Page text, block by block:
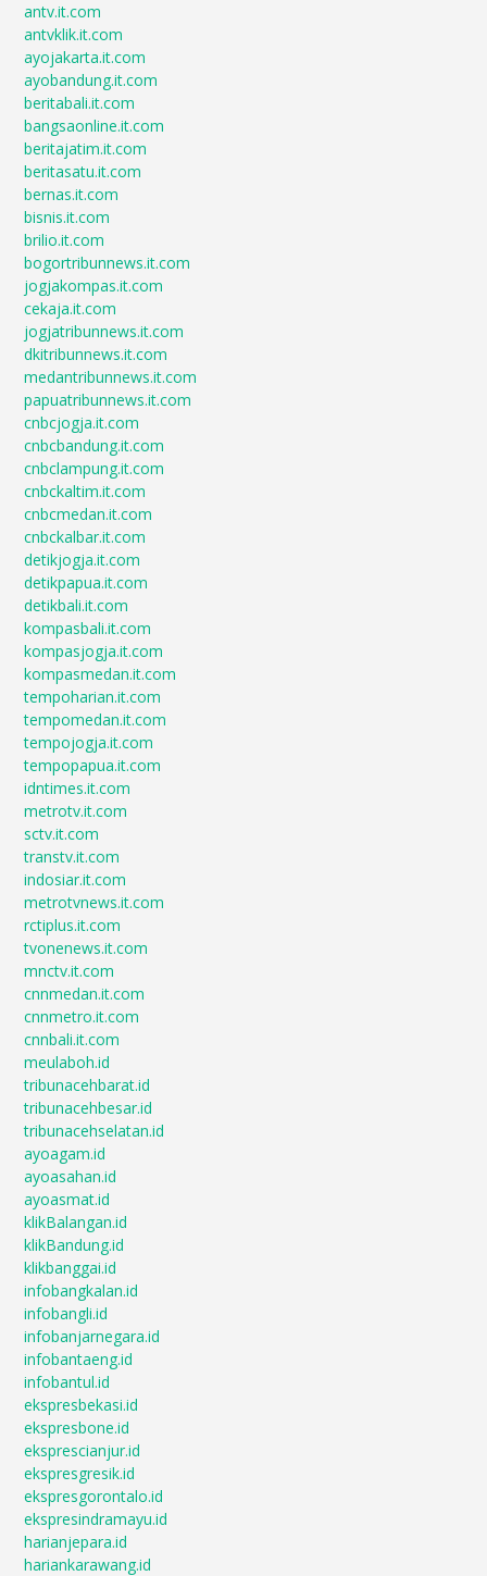
antv.it.com
antvklik.it.com
ayojakarta.it.com
ayobandung.it.com
beritabali.it.com
bangsaonline.it.com
beritajatim.it.com
beritasatu.it.com
bernas.it.com
bisnis.it.com
brilio.it.com
bogortribunnews.it.com
jogjakompas.it.com
cekaja.it.com
jogjatribunnews.it.com
dkitribunnews.it.com
medantribunnews.it.com
papuatribunnews.it.com
cnbcjogja.it.com
cnbcbandung.it.com
cnbclampung.it.com
cnbckaltim.it.com
cnbcmedan.it.com
cnbckalbar.it.com
detikjogja.it.com
detikpapua.it.com
detikbali.it.com
kompasbali.it.com
kompasjogja.it.com
kompasmedan.it.com
tempoharian.it.com
tempomedan.it.com
tempojogja.it.com
tempopapua.it.com
idntimes.it.com
metrotv.it.com
sctv.it.com
transtv.it.com
indosiar.it.com
metrotvnews.it.com
rctiplus.it.com
tvonenews.it.com
mnctv.it.com
cnnmedan.it.com
cnnmetro.it.com
cnnbali.it.com
meulaboh.id
tribunacehbarat.id
tribunacehbesar.id
tribunacehselatan.id
ayoagam.id
ayoasahan.id
ayoasmat.id
klikBalangan.id
klikBandung.id
klikbanggai.id
infobangkalan.id
infobangli.id
infobanjarnegara.id
infobantaeng.id
infobantul.id
ekspresbekasi.id
ekspresbone.id
eksprescianjur.id
ekspresgresik.id
ekspresgorontalo.id
ekspresindramayu.id
harianjepara.id
hariankarawang.id